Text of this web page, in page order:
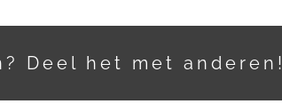
Deel het met anderen!